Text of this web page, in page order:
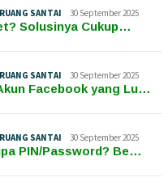
RUANG SANTAI 30 September 2025
Solusinya Cukup…
RUANG SANTAI 30 September 2025
Facebook yang Lu…
RUANG SANTAI 30 September 2025
PIN/Password? Be…